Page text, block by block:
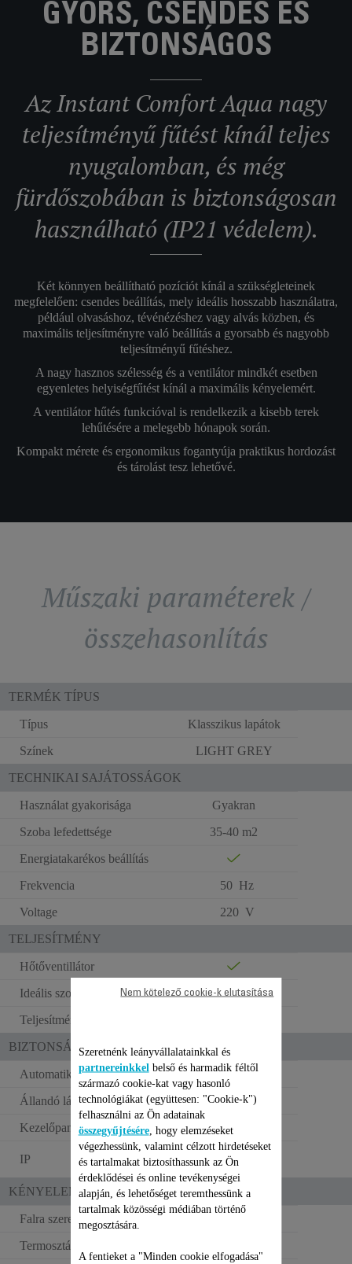
GYORS, CSENDES ÉS
BIZTONSÁGOS
Az Instant Comfort Aqua nagy
teljesítményű fűtést kínál teljes
nyugalomban, és még
fürdőszobában is biztonságosan
használható (IP21 védelem).
Két könnyen beállítható pozíciót kínál a szükségleteinek
megfelelően: csendes beállítás, mely ideális hosszabb használatra,
például olvasáshoz, tévénézéshez vagy alvás közben, és
maximális teljesítményre való beállítás a gyorsabb és nagyobb
teljesítményű fűtéshez.
A nagy hasznos szélesség és a ventilátor mindkét esetben
egyenletes helyiségfűtést kínál a maximális kényelemért.
A ventilátor hűtés funkcióval is rendelkezik a kisebb terek
lehűtésére a melegebb hónapok során.
Kompakt mérete és ergonomikus fogantyúja praktikus hordozást
és tárolást tesz lehetővé.
Műszaki paraméterek /
összehasonlítás
TERMÉK TÍPUS
Típus
Klasszikus lapátok
Színek
LIGHT GREY
TECHNIKAI SAJÁTOSSÁGOK
Használat gyakorisága
Gyakran
Szoba lefedettsége
35-40 m2
Energiatakarékos beállítás
Frekvencia
50 Hz
Voltage
220 V
TELJESÍTMÉNY
Hőtőventillátor
Ideális szobaméret (m2)
30
Teljesítmény
BIZTONSÁG
Automatikus kikapcsolás
Állandó láng
Kezelőpanel borítása
IP
21 – fürdőszobai
használatra
KÉNYELEM A HASZNÁLATBAN
Falra szerelhető
Termosztát
Szeretnénk leányvállalatainkkal és
partnereinkkel belső és harmadik féltől
származó cookie-kat vagy hasonló
technológiákat (együttesen: "Cookie-k")
felhasználni az Ön adatainak
összegyűjtésére, hogy elemzéseket
végezhessünk, valamint célzott hirdetéseket
és tartalmakat biztosíthassunk az Ön
érdeklődései és online tevékenységei
alapján, és lehetőséget teremthessünk a
tartalmak közösségi médiában történő
megosztására.
A fentieket a "Minden cookie elfogadása"
Nem kötelező cookie-k elutasítása